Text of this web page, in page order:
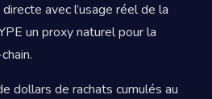
avec l’usage réel de la
un proxy naturel pour la
dollars de rachats cumulés au